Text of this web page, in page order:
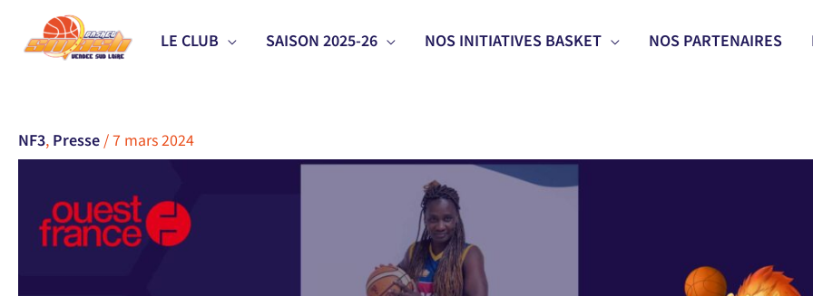
LE CLUB SAISON 2025-26 NOS INITIATIVES BASKET NOS PARTENAIRES
NF3, Presse /7 mars 2024